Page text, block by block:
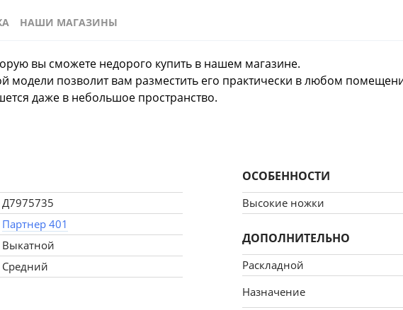
НАШИ МАГАЗИНЫ
вы сможете недорого купить в нашем магазине.
модели позволит вам разместить его практически в любом
даже в небольшое пространство.
прочный и приятный на ощупь материал велюр Бинго. Благодаря
перед готовым предметом).
Д7975735
Партнер 401
Выкатной
Средний
ОСОБЕННОСТИ
Высокие ножки
ДОПОЛНИТЕЛЬНО
Раскладной
Назначение